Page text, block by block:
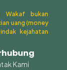
Wakaf bukan
uang (money
kejahatan
Kami